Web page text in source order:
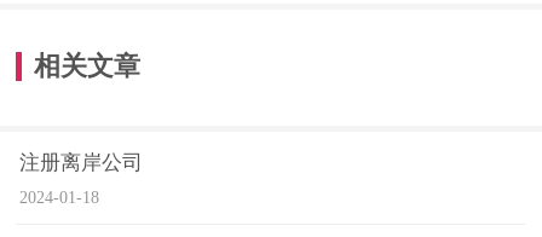
相关文章
注册离岸公司
2024-01-18